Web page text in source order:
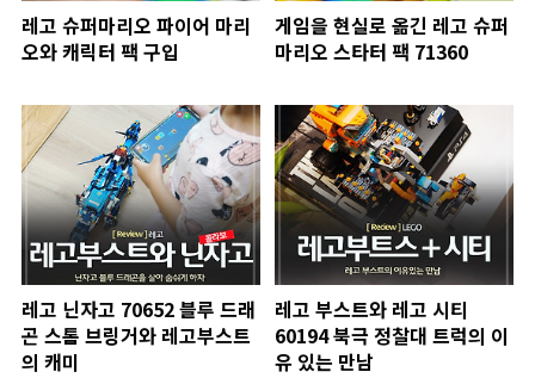
레고 슈퍼마리오 파이어 마리
오와 캐릭터 팩 구입
게임을 현실로 옮긴 레고 슈퍼
마리오 스타터 팩 71360
레고 닌자고 70652 블루 드래
곤 스톰 브링거와 레고부스트
의 캐미
레고 부스트와 레고 시티
60194 북극 정찰대 트럭의 이
유 있는 만남